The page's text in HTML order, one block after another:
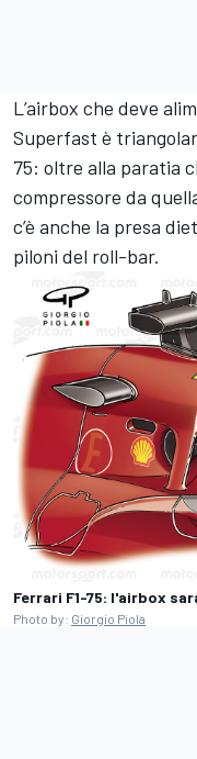
L’airbox che deve
Superfast è
75: oltre alla paratia
compressore da
c’è anche la presa
piloni del roll-bar.
Ferrari F1-75: l'airbox
Photo by: Giorgio Piola